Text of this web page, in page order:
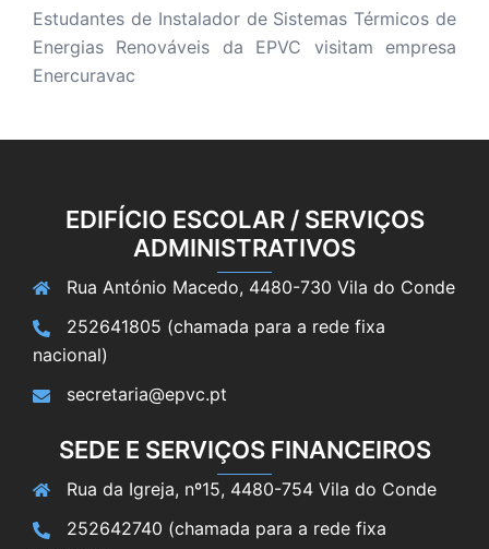
Estudantes de Instalador de Sistemas Térmicos de
Energias Renováveis da EPVC visitam empresa
Enercuravac
EDIFÍCIO ESCOLAR / SERVIÇOS
ADMINISTRATIVOS
Rua António Macedo, 4480-730 Vila do Conde
252641805 (chamada para a rede fixa
nacional)
secretaria@epvc.pt
SEDE E SERVIÇOS FINANCEIROS
Rua da Igreja, nº15, 4480-754 Vila do Conde
252642740 (chamada para a rede fixa